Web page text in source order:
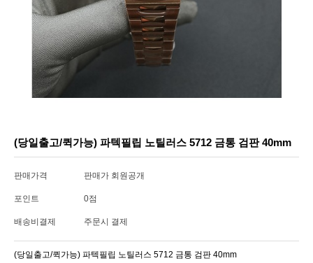
(당일출고/퀵가능) 파텍필립 노틸러스 5712 금통 검판 40mm
판매가격 판매가 회원공개
포인트 0점
배송비결제 주문시 결제
(당일출고/퀵가능) 파텍필립 노틸러스 5712 금통 검판 40mm